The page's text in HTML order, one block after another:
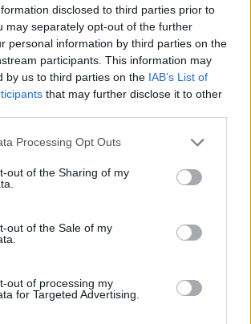
disclosed to third parties prior to
may separately opt-out of the further
personal information by third parties on the
participants. This information may
by us to third parties on the IAB’s List of
that may further disclose it to other
Processing Opt Outs
out of the Sharing of my
out of the Sale of my
out of processing my
for Targeted Advertising.
01/04/2022 Redazione 30/03/2022
Incontro con MOCA
interactive
l’invio per 1 mese in promozione
pubblicazioni. I dati che ci fornirai non